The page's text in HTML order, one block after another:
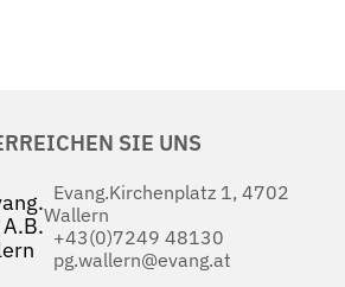
SIE UNS
Evang.Kirchenplatz 1, 4702
Wallern
+43(0)7249 48130
pg.wallern@evang.at